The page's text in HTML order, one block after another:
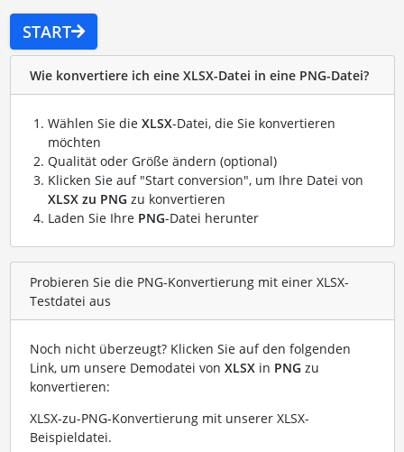
START
Wie konvertiere ich eine XLSX-Datei in eine PNG-Datei?
Wählen Sie die XLSX-Datei, die Sie konvertieren
möchten
Qualität oder Größe ändern (optional)
Klicken Sie auf "Start conversion", um Ihre Datei von
XLSX zu PNG zu konvertieren
Laden Sie Ihre PNG-Datei herunter
Probieren Sie die PNG-Konvertierung mit einer XLSX-
Testdatei aus
Noch nicht überzeugt? Klicken Sie auf den folgenden
Link, um unsere Demodatei von XLSXin PNG zu
konvertieren:
XLSX-zu-PNG-Konvertierung mit unserer XLSX-
Beispieldatei.